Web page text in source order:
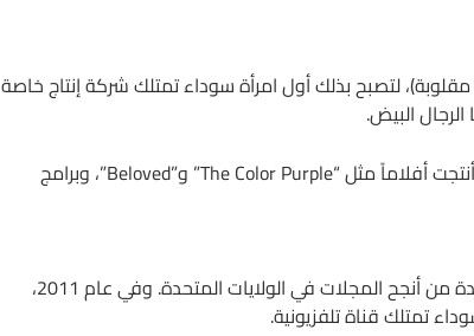
في عام 1986، أسست أوبرا وينفري شركتها الخاصة “Harpo Productions” (كلمة Oprah مقلوبة)، لتصبح بذلك أول امرأة سوداء تمتلك شركة إنتاج خاصة
البيض.
من خلال شركتها، استطاعت أوبرا أن تتحكم في محتوى برنامجها وتوسع نطاق أعمالها. أنتجت أفلاماً مثل “The Color Purple” و”Beloved”، وبرامج
في عام 2000، أطلقت أوبرا مجلتها الخاصة “O, The Oprah Magazine”، التي أصبحت واحدة من أنجح المجلات في الولايات المتحدة. وفي عام 2011،